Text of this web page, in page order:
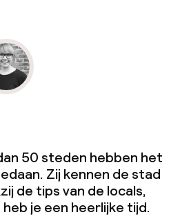
50 steden hebben het
Zij kennen de stad
de tips van de locals,
je een heerlijke tijd.